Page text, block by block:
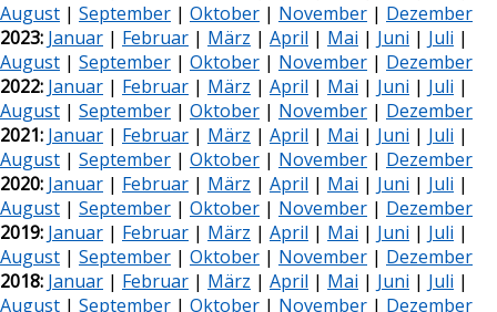
August | September | Oktober | November | Dezember
2023: Januar | Februar | März | April | Mai | Juni | Juli |
August | September | Oktober | November | Dezember
2022: Januar | Februar | März | April | Mai | Juni | Juli |
August | September | Oktober | November | Dezember
2021: Januar | Februar | März | April | Mai | Juni | Juli |
August | September | Oktober | November | Dezember
2020: Januar | Februar | März | April | Mai | Juni | Juli |
August | September | Oktober | November | Dezember
2019: Januar | Februar | März | April | Mai | Juni | Juli |
August | September | Oktober | November | Dezember
2018: Januar | Februar | März | April | Mai | Juni | Juli |
August | September | Oktober | November | Dezember